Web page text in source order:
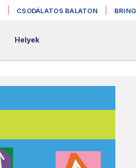
CSODÁLATOS BALATON
Helyek